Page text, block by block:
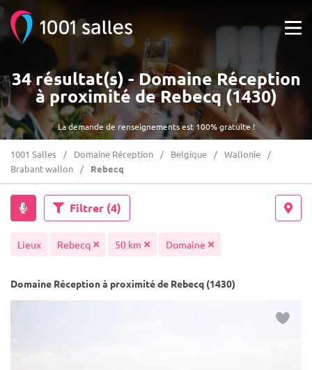
La demande de renseignements est 100% gratuite !
34 résultat(s) - Domaine Réception
à proximité de Rebecq (1430)
1001 Salles Domaine Réception Belgique
Wallonie
Brabant wallon
Rebecq
Filtrer (4)
Lieux Rebecq 50 km Domaine
Domaine Réception à proximité de Rebecq (1430)